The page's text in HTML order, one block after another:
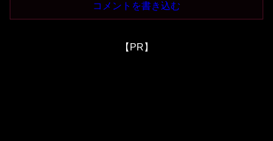
コメントを書き込む
【PR】